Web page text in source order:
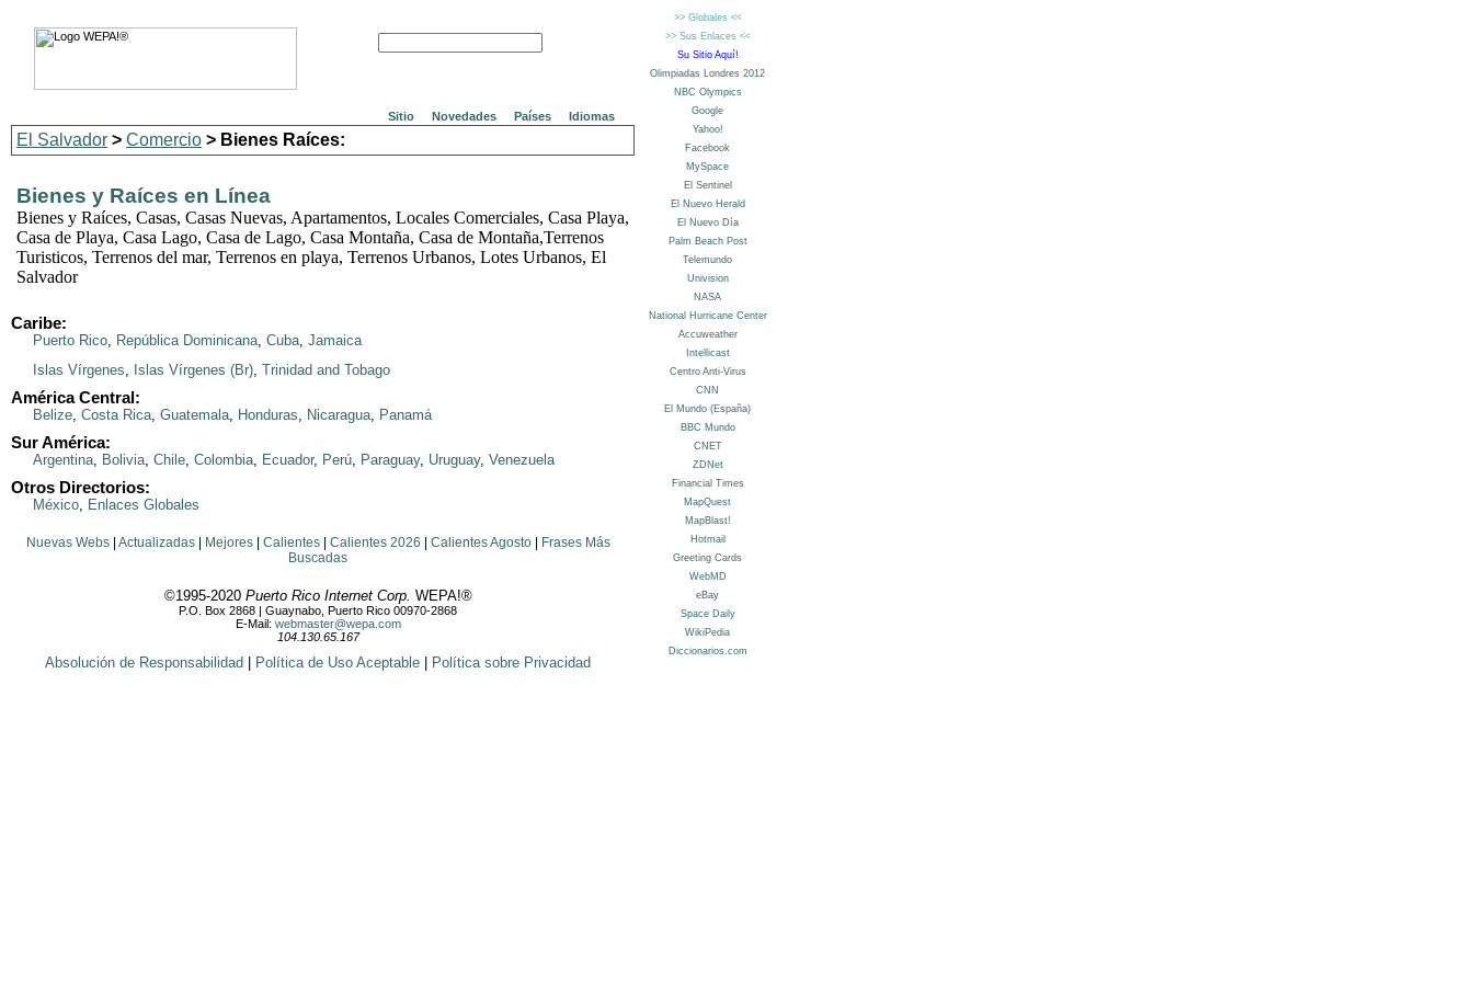
Sitio Novedades Países Idiomas
El Salvador > Comercio > Bienes Raíces:
Bienes y Raíces en Línea
Bienes y Raíces, Casas, Casas Nuevas, Apartamentos, Locales Comerciales, Casa Playa,
Casa de Playa, Casa Lago, Casa de Lago, Casa Montaña, Casa de Montaña,Terrenos
Turisticos, Terrenos del mar, Terrenos en playa, Terrenos Urbanos, Lotes Urbanos, El
Salvador
Caribe:
Puerto Rico, República Dominicana, Cuba, Jamaica
Islas Vírgenes, Islas Vírgenes (Br), Trinidad and Tobago
América Central:
Belize, Costa Rica, Guatemala, Honduras, Nicaragua, Panamá
Sur América:
Argentina, Bolivia, Chile, Colombia, Ecuador, Perú, Paraguay, Uruguay, Venezuela
Otros Directorios:
México, Enlaces Globales
Nuevas Webs| Actualizadas| Mejores| Calientes| Calientes 2026 Calientes Agosto|
Frases Más
Buscadas
©1995-2020 Puerto Rico Internet Corp. WEPA!®
P.O. Box 2868 | Guaynabo, Puerto Rico 00970-2868
E-Mail: webmaster@wepa.com
104.130.65.167
Absolución de Responsabilidad Política de Uso Aceptable Política sobre Privacidad